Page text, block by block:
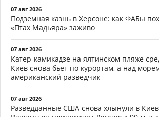
07 авг 2026
Подземная казнь в Херсоне: как ФАБы
«Птах Мадьяра» заживо
07 авг 2026
Катер-камикадзе на ялтинском пляже
Киев снова бьёт по курортам, а над
американский разведчик
07 авг 2026
Разведданные США снова хлынули в